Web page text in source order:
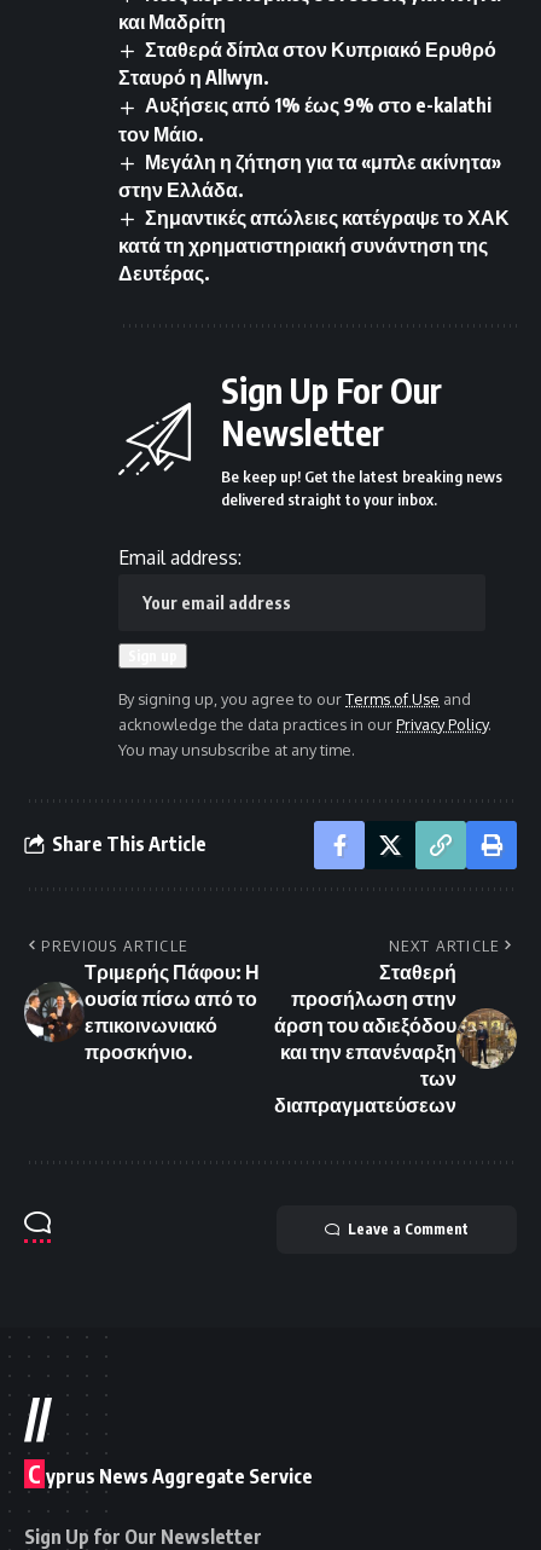
και Μαδρίτη
Σταθερά δίπλα στον Κυπριακό Ερυθρό
Σταυρό η Allwyn.
Αυξήσεις από 1% έως 9% στο e-kalathi
τον Μάιο.
Μεγάλη η ζήτηση για τα «μπλε ακίνητα»
στην Ελλάδα.
Σημαντικές απώλειες κατέγραψε το ΧΑΚ
κατά τη χρηματιστηριακή συνάντηση της
Δευτέρας.
Sign Up For Our
Newsletter
Be keep up! Get the latest breaking news
delivered straight to your inbox.
Email address:
By signing up, you agree to ourTerms of Use and
acknowledge the data practices in ourPrivacy Policy.
You may unsubscribe at any time.
Share This Article
PREVIOUS ARTICLE
Τριμερής Πάφου: Η
ουσία πίσω από το
επικοινωνιακό
προσκήνιο.
NEXT ARTICLE
Σταθερή
προσήλωση στην
άρση του αδιεξόδου
και την επανέναρξη
των
διαπραγματεύσεων
Leave a Comment
//
C yprus News Aggregate Service
Sign Up for Our Newsletter